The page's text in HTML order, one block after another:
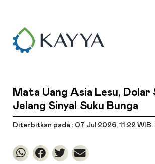
Mata Uang Asia Lesu, Dolar
Jelang Sinyal Suku Bunga
Diterbitkan pada : 07 Jul 2026, 11:22 WIB. |